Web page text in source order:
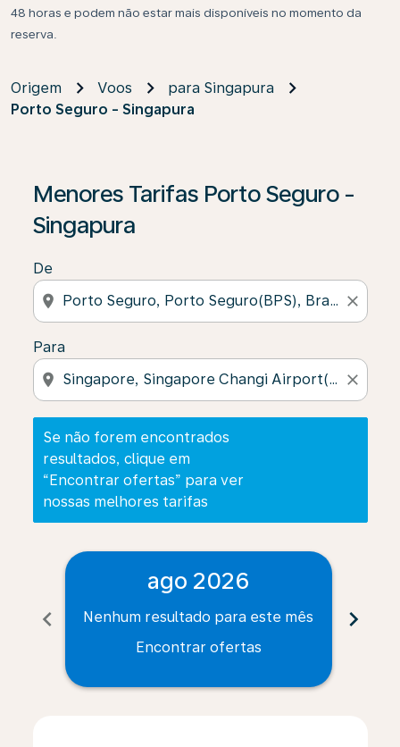
48 horas e podem não estar mais disponíveis no momento da
reserva.
Origem Voos
para Singapura
Porto Seguro - Singapura
Menores Tarifas Porto Seguro -
Singapura
De
location_on close
Para
location_on close
Se não forem encontrados
resultados, clique em
“Encontrar ofertas” para ver
nossas melhores tarifas
Se não forem encontrados resultados, clique em
chevron_left
ago 2026
Nenhum resultado para este mês
Encontrar ofertas
chevron_right